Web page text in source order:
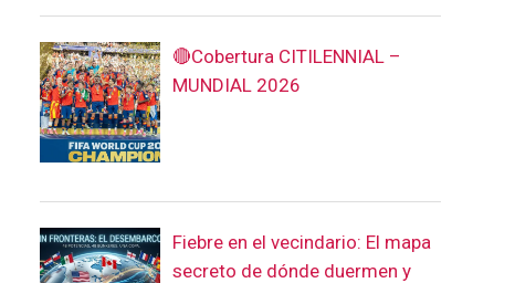
🔴Cobertura CITILENNIAL –
MUNDIAL 2026
Fiebre en el vecindario: El mapa
secreto de dónde duermen y